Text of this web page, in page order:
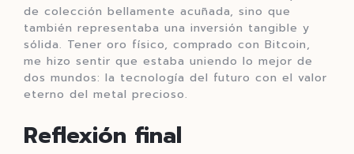
de colección bellamente acuñada, sino que
también representaba una inversión tangible y
sólida. Tener oro físico, comprado con Bitcoin,
me hizo sentir que estaba uniendo lo mejor de
dos mundos: la tecnología del futuro con el valor
eterno del metal precioso.
Reflexión final